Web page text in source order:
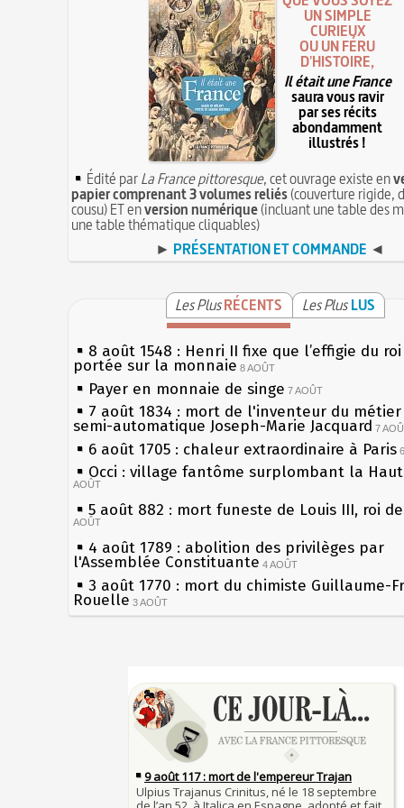
UN SIMPLE
CURIEUX
OU UN FÉRU
D'HISTOIRE,
Il était une France
saura vous ravir
par ses récits
abondamment
illustrés !
Édité parLa France pittoresque, cet ouvrage existe en
papier comprenant 3 volumes reliés(couverture rigide,
cousu) ET enversion numérique(incluant une table des
une table thématique cliquables)
► PRÉSENTATION ET COMMANDE ◄
Les PlusRÉCENTS Les Plus LUS
8 août 1548 : Henri II fixe que l’effigie du
portée sur la monnaie 8 AOÛT
Payer en monnaie de singe 7 AOÛT
7 août 1834 : mort de l'inventeur du
semi-automatique Joseph-Marie Jacquard 7
6 août 1705 : chaleur extraordinaire à Paris
Occi : village fantôme surplombant la
AOÛT
5 août 882 : mort funeste de Louis III, roi
AOÛT
4 août 1789 : abolition des privilèges par
l'Assemblée Constituante 4 AOÛT
3 août 1770 : mort du chimiste Guillaume-
Rouelle 3 AOÛT
Musée Jean de La Fontaine : réouverture
1er août 1589 : Henri III est poignardé à
par Jacques Clément, moine jacobin 1ER AOÛT
31 juillet 1899 : décret instaurant les
boîtes aux lettres en fonte de Léon Mougeot
30 juillet 1918 : mort d'Auguste Poulain,
Chocolat Poulain 30 JUILLET
les siècles
27 mai 1610 : supplice de François
du roi Henri IV
Pierre qui roule n'amasse pas mousse
Qui aime bien châtie bien
Tout vient à point à qui sait attendre
François II (né le 19 janvier 1544, mort le 5